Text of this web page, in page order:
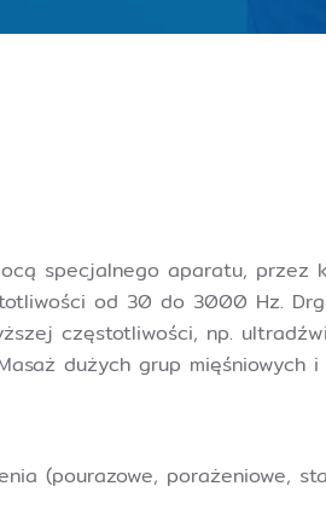
specjalnego aparatu,
od 30 do 3000 Hz.
częstotliwości, np.
dużych grup
(pourazowe, porażeniowe,